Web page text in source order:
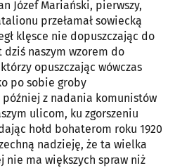
Józef Mariański, pierwszy,
przełamał sowiecką
klęsce nie dopuszczając do
naszym wzorem do
opuszczając wówczas
po sobie groby
z nadania komunistów
ulicom, ku zgorszeniu
hołd bohaterom roku 1920
nadzieję, że ta wielka
ma większych spraw niż